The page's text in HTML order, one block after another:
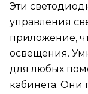
Эти
управления
приложение,
освещения.
для любых
кабинета. Они